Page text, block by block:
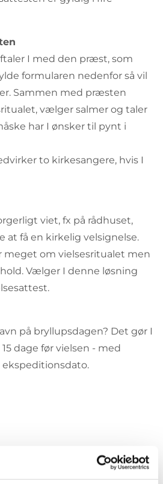
I med den præst, som
formularen nedenfor så vil
Sammen med præsten
vælger salmer og taler
har I ønsker til pynt i
to kirkesangere, hvis I
viet, fx på rådhuset,
få en kirkelig velsignelse.
meget om vielsesritualet men
Vælger I denne løsning
på bryllupsdagen? Det gør I
dage før vielsen - med